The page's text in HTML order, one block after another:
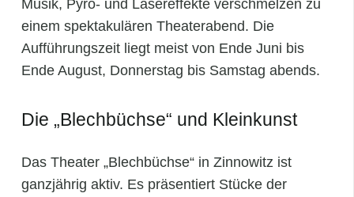
Musik, Pyro‑ und Lasereffekte verschmelzen zu
einem spektakulären Theaterabend. Die
Aufführungszeit liegt meist von Ende Juni bis
Ende August, Donnerstag bis Samstag abends.
Die „Blechbüchse“ und Kleinkunst
Das Theater „Blechbüchse“ in Zinnowitz ist
ganzjährig aktiv. Es präsentiert Stücke der